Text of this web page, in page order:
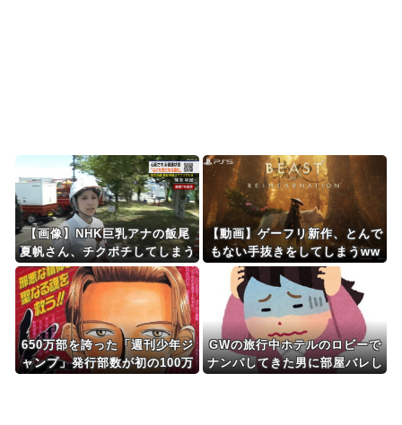
Powered by livedoor 相互RSS
【画像】NHK巨乳アナの飯尾
夏帆さん、チクポチしてしまう
【動画】ゲーフリ新作、とんで
もない手抜きをしてしまうww
www
650万部を誇った「週刊少年ジ
ャンプ」発行部数が初の100万
GWの旅行中ホテルのロビーで
ナンパしてきた男に部屋バレし